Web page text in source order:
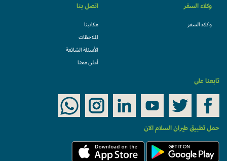
وكلاء السفر
وكلاء السفر
اتصل بنا
مكاتبنا
الملاحظات
الأسئلة الشائعة
أعلن معنا
تابعنا على
حمل تطبيق طيران السلام الان